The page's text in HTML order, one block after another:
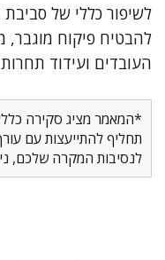
לשיפור כללי של
להבטיח פיקוח מוגבר,
העובדים ועידוד
*המאמר מציג סקירה
תחליף להתייעצות עם
לנסיבות המקרה שלכם,